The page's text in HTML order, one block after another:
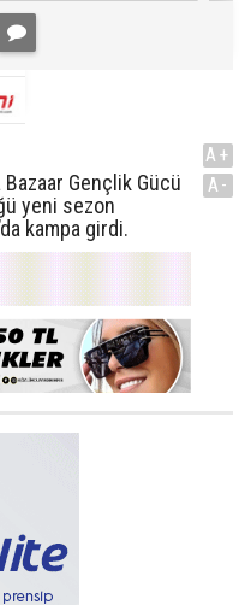
Gençlik Gücü
yeni sezon
kampa girdi.
A+
A-